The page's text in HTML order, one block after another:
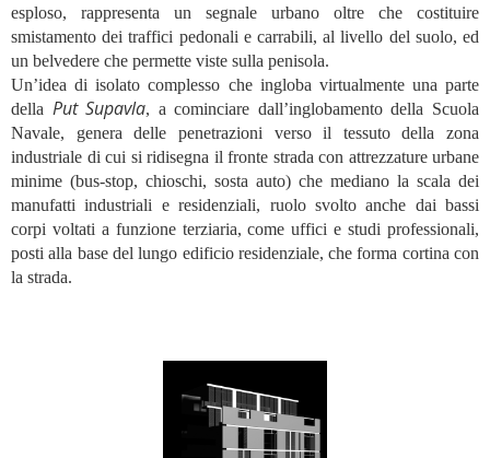
esploso, rappresenta un segnale urbano oltre che costituire
smistamento dei traffici pedonali e carrabili, al livello del suolo, ed
un belvedere che permette viste sulla penisola.
Un’idea di isolato complesso che ingloba virtualmente una parte
della Put Supavla, a cominciare dall’inglobamento della Scuola
Navale, genera delle penetrazioni verso il tessuto della zona
industriale di cui si ridisegna il fronte strada con attrezzature urbane
minime (bus-stop, chioschi, sosta auto) che mediano la scala dei
manufatti industriali e residenziali, ruolo svolto anche dai bassi
corpi voltati a funzione terziaria, come uffici e studi professionali,
posti alla base del lungo edificio residenziale, che forma cortina con
la strada.